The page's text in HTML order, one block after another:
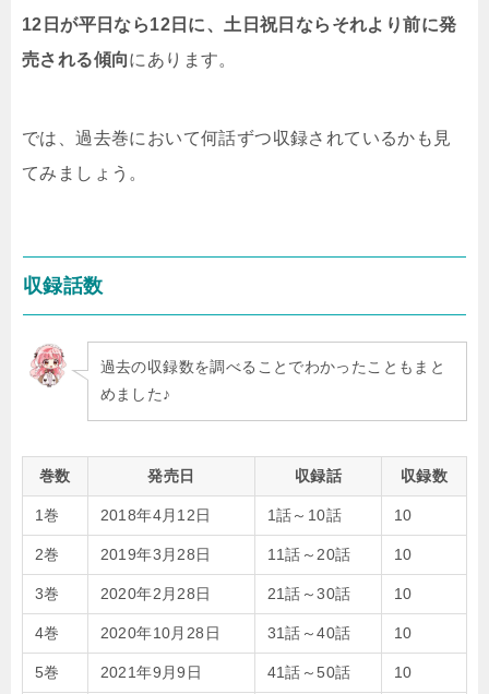
12日が平日なら12日に、土日祝日ならそれより前に発
売される傾向にあります。
では、過去巻において何話ずつ収録されているかも見
てみましょう。
収録話数
過去の収録数を調べることでわかったこともまと
めました♪
巻数 発売日 収録話 収録数
1巻 2018年4月12日 1話～10話 10
2巻 2019年3月28日 11話～20話 10
3巻 2020年2月28日 21話～30話 10
4巻 2020年10月28日 31話～40話 10
5巻 2021年9月9日 41話～50話 10